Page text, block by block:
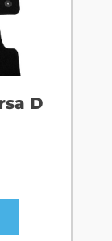
D